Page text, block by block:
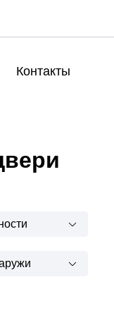
Контакты